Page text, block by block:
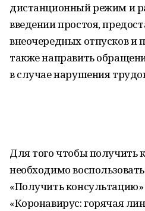
дистанционный режим и
введении простоя,
внеочередных отпусков и
также направить
в случае нарушения
Для того чтобы получить
необходимо
«Получить
«Коронавирус: горячая